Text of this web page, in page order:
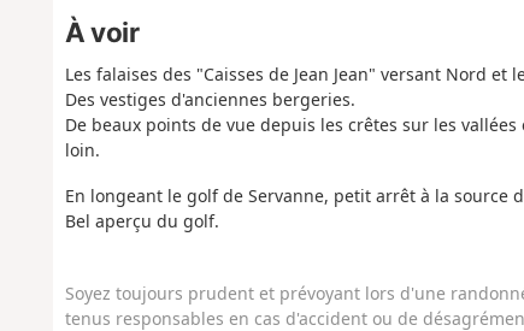
À voir
Les falaises des "Caisses de Jean Jean" versant Nord
Des vestiges d'anciennes bergeries.
De beaux points de vue depuis les crêtes sur les
loin.
En longeant le golf de Servanne, petit arrêt à la source
Bel aperçu du golf.
Soyez toujours prudent et prévoyant lors d'une
tenus responsables en cas d'accident ou de